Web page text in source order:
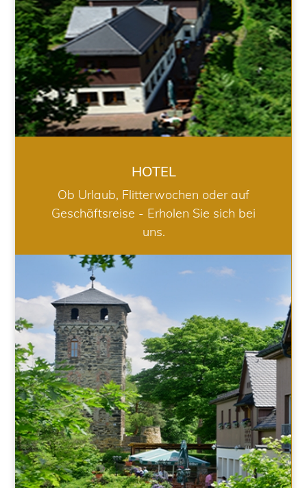
HOTEL
Ob Urlaub, Flitterwochen oder auf
Geschäftsreise - Erholen Sie sich bei
uns.
RESTAURANT